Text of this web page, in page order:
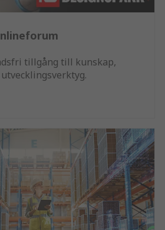
tillgång till kunskap,